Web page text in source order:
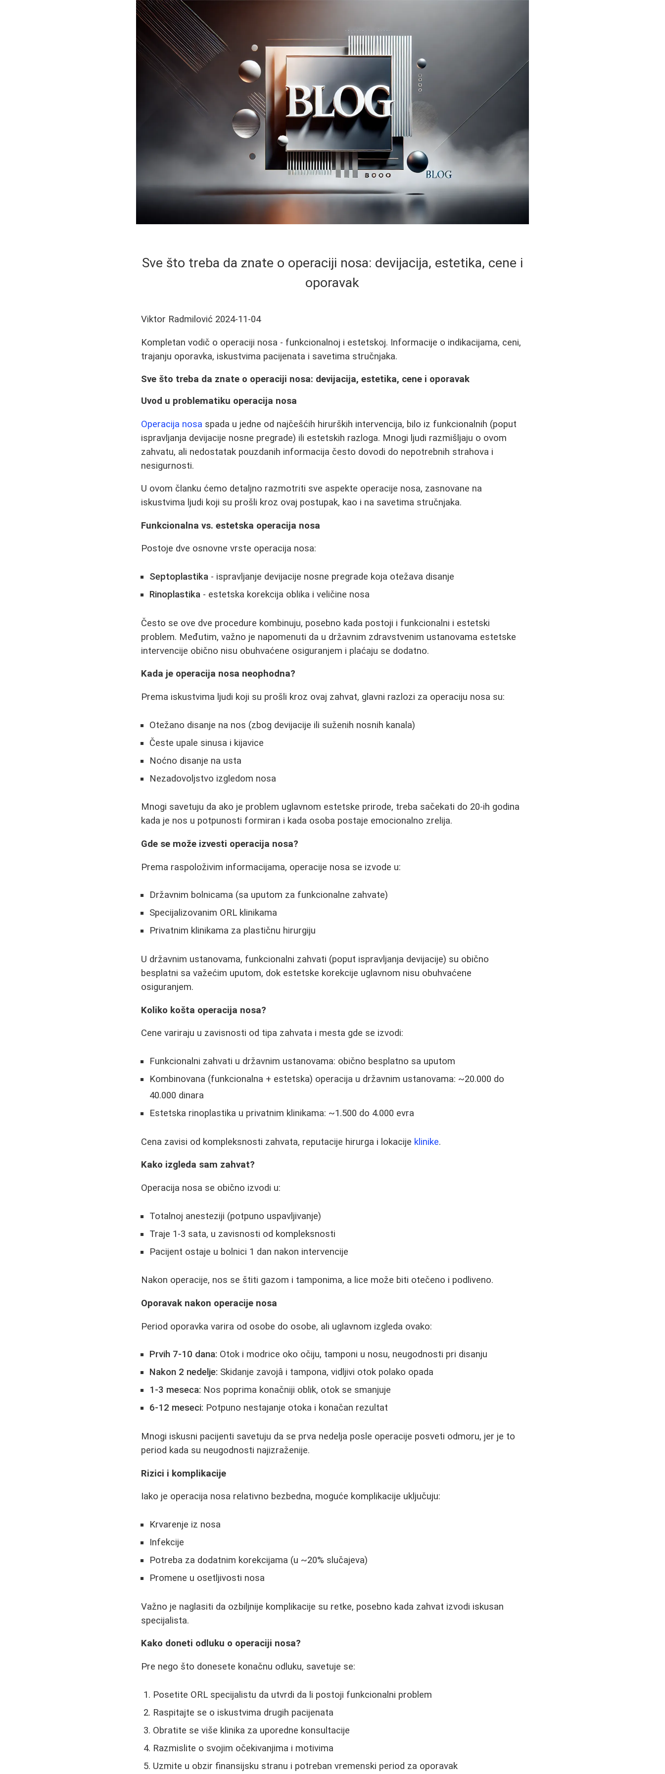
Sve što treba da znate o operaciji nosa: devijacija, estetika, cene i
oporavak
Viktor Radmilović 2024-11-04
Kompletan vodič o operaciji nosa - funkcionalnoj i estetskoj. Informacije o indikacijama, ceni,
trajanju oporavka, iskustvima pacijenata i savetima stručnjaka.
Sve što treba da znate o operaciji nosa: devijacija, estetika, cene i oporavak
Uvod u problematiku operacija nosa
Operacija nosa spada u jedne od najčešćih hirurških intervencija, bilo iz funkcionalnih (poput
ispravljanja devijacije nosne pregrade) ili estetskih razloga. Mnogi ljudi razmišljaju o ovom
zahvatu, ali nedostatak pouzdanih informacija često dovodi do nepotrebnih strahova i
nesigurnosti.
U ovom članku ćemo detaljno razmotriti sve aspekte operacije nosa, zasnovane na
iskustvima ljudi koji su prošli kroz ovaj postupak, kao i na savetima stručnjaka.
Funkcionalna vs. estetska operacija nosa
Postoje dve osnovne vrste operacija nosa:
Septoplastika - ispravljanje devijacije nosne pregrade koja otežava disanje
Rinoplastika - estetska korekcija oblika i veličine nosa
Često se ove dve procedure kombinuju, posebno kada postoji i funkcionalni i estetski
problem. Međutim, važno je napomenuti da u državnim zdravstvenim ustanovama estetske
intervencije obično nisu obuhvaćene osiguranjem i plaćaju se dodatno.
Kada je operacija nosa neophodna?
Prema iskustvima ljudi koji su prošli kroz ovaj zahvat, glavni razlozi za operaciju nosa su:
Otežano disanje na nos (zbog devijacije ili suženih nosnih kanala)
Česte upale sinusa i kijavice
Noćno disanje na usta
Nezadovoljstvo izgledom nosa
Mnogi savetuju da ako je problem uglavnom estetske prirode, treba sačekati do 20-ih godina
kada je nos u potpunosti formiran i kada osoba postaje emocionalno zrelija.
Gde se može izvesti operacija nosa?
Prema raspoloživim informacijama, operacije nosa se izvode u:
Državnim bolnicama (sa uputom za funkcionalne zahvate)
Specijalizovanim ORL klinikama
Privatnim klinikama za plastičnu hirurgiju
U državnim ustanovama, funkcionalni zahvati (poput ispravljanja devijacije) su obično
besplatni sa važećim uputom, dok estetske korekcije uglavnom nisu obuhvaćene
osiguranjem.
Koliko košta operacija nosa?
Cene variraju u zavisnosti od tipa zahvata i mesta gde se izvodi:
Funkcionalni zahvati u državnim ustanovama: obično besplatno sa uputom
Kombinovana (funkcionalna + estetska) operacija u državnim ustanovama: ~20.000 do
40.000 dinara
Estetska rinoplastika u privatnim klinikama: ~1.500 do 4.000 evra
Cena zavisi od kompleksnosti zahvata, reputacije hirurga i lokacije klinike.
Kako izgleda sam zahvat?
Operacija nosa se obično izvodi u:
Totalnoj anesteziji (potpuno uspavljivanje)
Traje 1-3 sata, u zavisnosti od kompleksnosti
Pacijent ostaje u bolnici 1 dan nakon intervencije
Nakon operacije, nos se štiti gazom i tamponima, a lice može biti otečeno i podliveno.
Oporavak nakon operacije nosa
Period oporavka varira od osobe do osobe, ali uglavnom izgleda ovako:
Prvih 7-10 dana: Otok i modrice oko očiju, tamponi u nosu, neugodnosti pri disanju
Nakon 2 nedelje: Skidanje zavojâ i tampona, vidljivi otok polako opada
1-3 meseca: Nos poprima konačniji oblik, otok se smanjuje
6-12 meseci: Potpuno nestajanje otoka i konačan rezultat
Mnogi iskusni pacijenti savetuju da se prva nedelja posle operacije posveti odmoru, jer je to
period kada su neugodnosti najizraženije.
Rizici i komplikacije
Iako je operacija nosa relativno bezbedna, moguće komplikacije uključuju:
Krvarenje iz nosa
Infekcije
Potreba za dodatnim korekcijama (u ~20% slučajeva)
Promene u osetljivosti nosa
Važno je naglasiti da ozbiljnije komplikacije su retke, posebno kada zahvat izvodi iskusan
specijalista.
Kako doneti odluku o operaciji nosa?
Pre nego što donesete konačnu odluku, savetuje se:
Posetite ORL specijalistu da utvrdi da li postoji funkcionalni problem
Raspitajte se o iskustvima drugih pacijenata
Obratite se više klinika za uporedne konsultacije
Razmislite o svojim očekivanjima i motivima
Uzmite u obzir finansijsku stranu i potreban vremenski period za oporavak